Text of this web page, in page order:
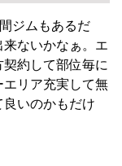
ジムもあるだ
ないかなぁ。エ
約して部位毎に
リア充実して無
いのかもだけ